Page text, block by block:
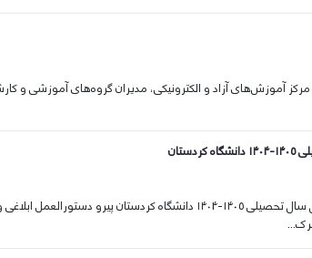
آموزش‌های آزاد و الکترونیکی، مدیران گروه‌های آموزشی و
20 01 2026 اطلاعیه شیوه برگزاری امتحانات پایان نیمسال اول سال تحصیلی ۱۴۰۵-۱۴۰4 دانشگاه